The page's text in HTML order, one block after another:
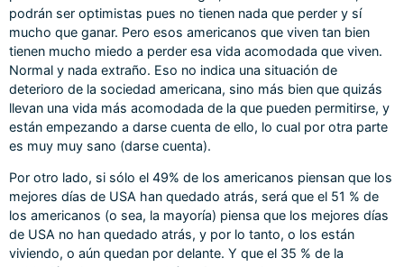
podrán ser optimistas pues no tienen nada que perder y sí
mucho que ganar. Pero esos americanos que viven tan bien
tienen mucho miedo a perder esa vida acomodada que viven.
Normal y nada extraño. Eso no indica una situación de
deterioro de la sociedad americana, sino más bien que quizás
llevan una vida más acomodada de la que pueden permitirse, y
están empezando a darse cuenta de ello, lo cual por otra parte
es muy muy sano (darse cuenta).
Por otro lado, si sólo el 49% de los americanos piensan que los
mejores días de USA han quedado atrás, será que el 51 % de
los americanos (o sea, la mayoría) piensa que los mejores días
de USA no han quedado atrás, y por lo tanto, o los están
viviendo, o aún quedan por delante. Y que el 35 % de la